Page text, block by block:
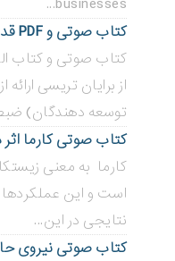
کتاب صوتی و PDF قدرت جذبه از برایان تریسی
از برایان تریسی
توسعه دهندگان)
کتاب صوتی کارما اثر
کارما به معنی
است و این عملکردها
نتایجی در این...
کتاب صوتی نیروی